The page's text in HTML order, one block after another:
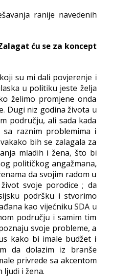
ranije navedenih
ću se za koncept
su mi dali povjerenje i
u politiku jeste želja
želimo promjene onda
Dugi niz godina života u
području, ali sada kada
raznim problemima i
bih se zalagala za
mladih i žena, što bi
političkog angažmana,
da svojim radom u
svoje porodice ; da
podršku i stvorimo
kao vijećniku SDA u
području i samim tim
svoje probleme, a
kako bi imale budžet i
da dolazim iz branše
privrede sa akcentom
ljudi i žena.